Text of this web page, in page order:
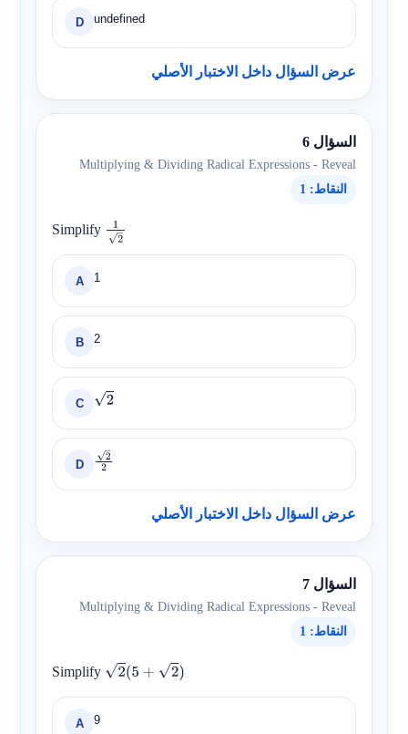
D undefined
عرض السؤال داخل الاختبار الأصلي
السؤال 6
Multiplying & Dividing Radical Expressions - Reveal
النقاط: 1
Simplify 12
A 1
B 2
C 2
D 22
عرض السؤال داخل الاختبار الأصلي
السؤال 7
Multiplying & Dividing Radical Expressions - Reveal
النقاط: 1
Simplify2( 5+2 )
A 9